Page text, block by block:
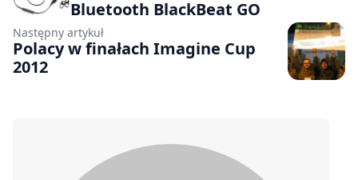
Bluetooth BlackBeat GO
Następny artykuł
Polacy w finałach Imagine Cup
2012